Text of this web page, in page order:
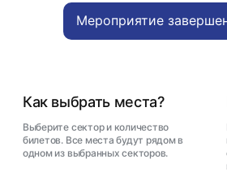
Мероприятие
Как выбрать места?
Выберите сектор и количество
билетов. Все места будут рядом в
одном из выбранных секторов.